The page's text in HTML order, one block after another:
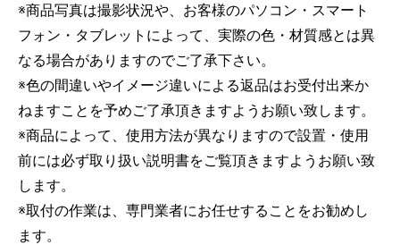
※商品写真は撮影状況や、お客様のパソコン・スマート
フォン・タブレットによって、実際の色・材質感とは異
なる場合がありますのでご了承下さい。
※色の間違いやイメージ違いによる返品はお受付出来か
ねますことを予めご了承頂きますようお願い致します。
※商品によって、使用方法が異なりますので設置・使用
前には必ず取り扱い説明書をご覧頂きますようお願い致
します。
※取付の作業は、専門業者にお任せすることをお勧めし
ます。